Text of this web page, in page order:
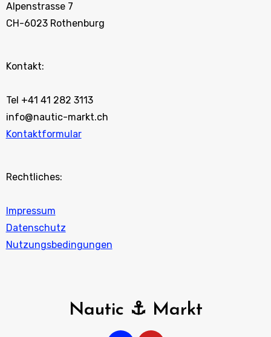
Alpenstrasse 7
CH-6023 Rothenburg
Kontakt:
Tel +41 41 282 3113
info@nautic-markt.ch
Kontaktformular
Rechtliches:
Impressum
Datenschutz
Nutzungsbedingungen
Nautic ⚓ Markt